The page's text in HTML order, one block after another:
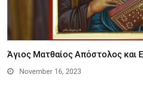
Άγιος Ματθαίος Απόστολος και
November 16, 2023